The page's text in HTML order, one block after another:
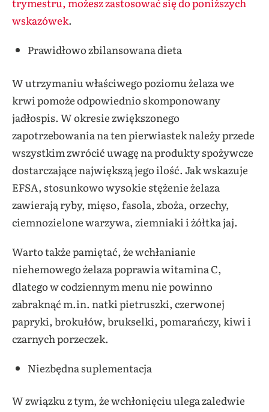
wskazówek.
Prawidłowo zbilansowana dieta
W utrzymaniu właściwego poziomu żelaza we
krwi pomoże odpowiednio skomponowany
jadłospis. W okresie zwiększonego
zapotrzebowania na ten pierwiastek należy przede
wszystkim zwrócić uwagę na produkty spożywcze
dostarczające największą jego ilość. Jak wskazuje
EFSA, stosunkowo wysokie stężenie żelaza
zawierają ryby, mięso, fasola, zboża, orzechy,
ciemnozielone warzywa, ziemniaki i żółtka jaj.
Warto także pamiętać, że wchłanianie
niehemowego żelaza poprawia witamina C,
dlatego w codziennym menu nie powinno
zabraknąć m.in. natki pietruszki, czerwonej
papryki, brokułów, brukselki, pomarańczy, kiwi i
czarnych porzeczek.
Niezbędna suplementacja
W związku z tym, że wchłonięciu ulega zaledwie